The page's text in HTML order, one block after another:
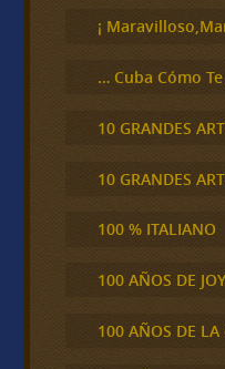
¡
… Cuba Cómo
10 GRANDES
10 GRANDES
100 % ITALIANO
100 AÑOS DE
100 AÑOS DE LA